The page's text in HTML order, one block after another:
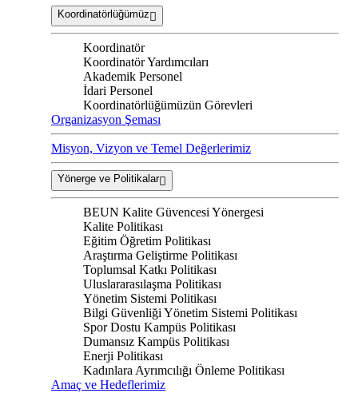
Koordinatörlüğümüz
Koordinatör
Koordinatör Yardımcıları
Akademik Personel
İdari Personel
Koordinatörlüğümüzün Görevleri
Organizasyon Şeması
Misyon, Vizyon ve Temel Değerlerimiz
Yönerge ve Politikalar
BEUN Kalite Güvencesi Yönergesi
Kalite Politikası
Eğitim Öğretim Politikası
Araştırma Geliştirme Politikası
Toplumsal Katkı Politikası
Uluslararasılaşma Politikası
Yönetim Sistemi Politikası
Bilgi Güvenliği Yönetim Sistemi Politikası
Spor Dostu Kampüs Politikası
Dumansız Kampüs Politikası
Enerji Politikası
Kadınlara Ayrımcılığı Önleme Politikası
Amaç ve Hedeflerimiz